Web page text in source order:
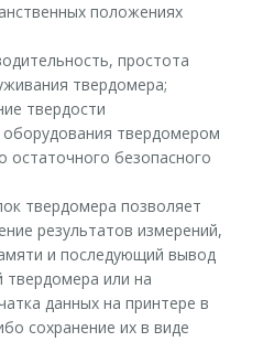
положениях
простота
твердомера;
твердости
оборудования твердомером
остаточного безопасного
твердомера позволяет
результатов измерений,
и последующий вывод
твердомера или на
данных на принтере в
сохранение их в виде